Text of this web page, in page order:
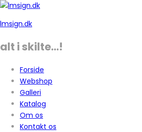
lmsign.dk
alt i skilte…!
Forside
Webshop
Galleri
Katalog
Om os
Kontakt os